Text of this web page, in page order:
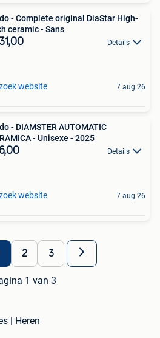
- Complete original DiaStar High-
ceramic - Sans
Details
website 7 aug 26
- DIAMSTER AUTOMATIC
- Unisexe - 2025
Details
website 7 aug 26
2 3
1 van 3
| Heren